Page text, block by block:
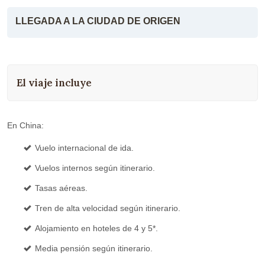
LLEGADA A LA CIUDAD DE ORIGEN
El viaje incluye
En China:
Vuelo internacional de ida.
Vuelos internos según itinerario.
Tasas aéreas.
Tren de alta velocidad según itinerario.
Alojamiento en hoteles de 4 y 5*.
Media pensión según itinerario.